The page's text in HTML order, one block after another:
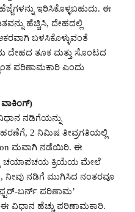
ಇರಿಸಿಕೊಳ್ಳಬಹುದು. ಈ
ಹೆಚ್ಚಿಸಿ, ದೇಹದಲ್ಲಿ
ಬಳಸಿಕೊಳ್ಳುವಂತೆ
ದೇಹದ ತೂಕ ಮತ್ತು ಸೊಂಟದ
ಪರಿಣಾಮಕಾರಿ ಎಂದು
ನಡಿಗೆಯನ್ನು
2 ನಿಮಿಷ ತೀವ್ರಗತಿಯಲ್ಲಿ
ಮವಾಗಿ ನಡೆಯಿರಿ. ಈ
ಚಯಾಪಚಯ ಕ್ರಿಯೆಯ ಮೇಲೆ
ನೀವು ನಡಿಗೆ ಮುಗಿಸಿದ ನಂತರವೂ
ಬರ್ನ್ ಪರಿಣಾಮ’
ವಿಧಾನ ಹೆಚ್ಚು ಪರಿಣಾಮಕಾರಿ.